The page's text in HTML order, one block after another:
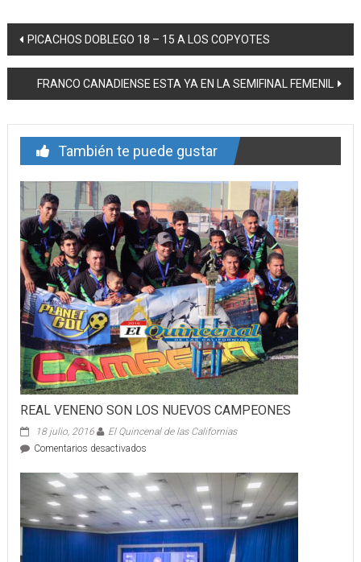
Navegación
de
entrada
PICACHOS DOBLEGO 18 – 15 A LOS COPYOTES
FRANCO CANADIENSE ESTA YA EN LA SEMIFINAL FEMENIL
También te puede gustar
REAL VENENO SON LOS NUEVOS CAMPEONES
18 julio, 2016
El Quincenal de las Californias
Comentarios desactivadosen
VENENO
SON
LOS
NUEVOS
CAMPEONES